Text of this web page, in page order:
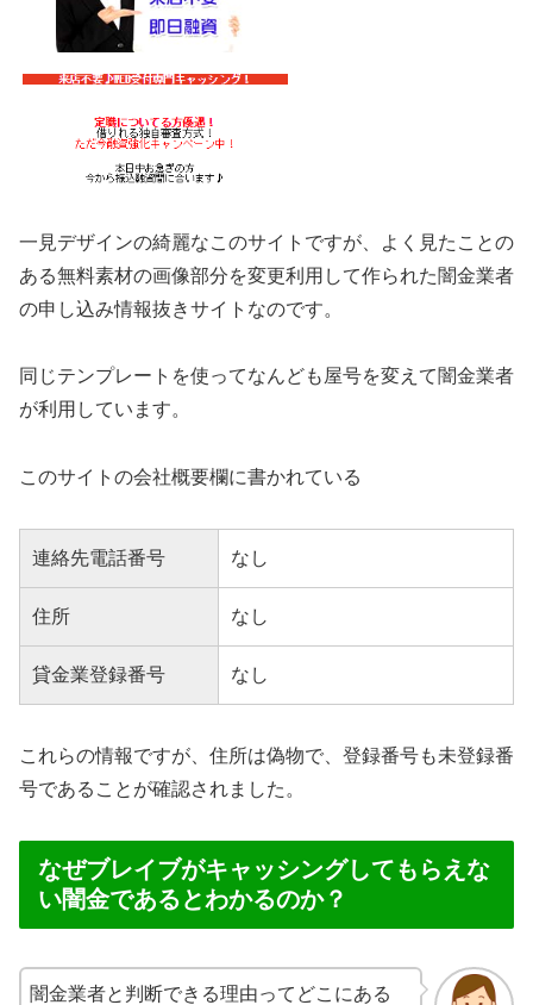
一見デザインの綺麗なこのサイトですが、よく見たことの
ある無料素材の画像部分を変更利用して作られた闇金業者
の申し込み情報抜きサイトなのです。
同じテンプレートを使ってなんども屋号を変えて闇金業者
が利用しています。
このサイトの会社概要欄に書かれている
連絡先電話番号 なし
住所 なし
貸金業登録番号 なし
これらの情報ですが、住所は偽物で、登録番号も未登録番
号であることが確認されました。
なぜブレイブがキャッシングしてもらえな
い闇金であるとわかるのか？
闇金業者と判断できる理由ってどこにある